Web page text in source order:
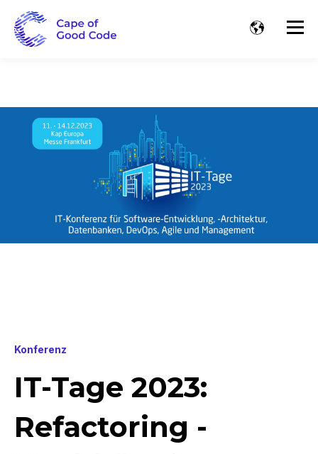
Konferenz
IT-Tage 2023:
Refactoring -